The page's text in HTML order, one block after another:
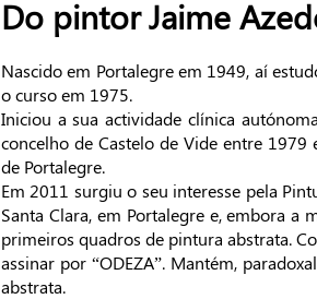
Do pintor Jaime
Nascido em Portalegre em 1949, aí
o curso em 1975.
Iniciou a sua actividade clínica
concelho de Castelo de Vide entre
de Portalegre.
Em 2011 surgiu o seu interesse pela
Santa Clara, em Portalegre e, embora a
primeiros quadros de pintura abstrata.
assinar por “ODEZA”. Mantém,
abstrata.